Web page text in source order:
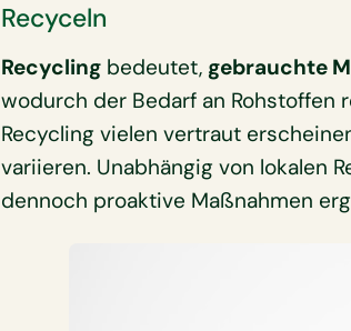
Recyceln
Recyclingbedeutet, gebrauchte
wodurch der Bedarf an
Recycling vielen vertraut
variieren. Unabhängig von lokalen
dennoch proaktive Maßnahmen